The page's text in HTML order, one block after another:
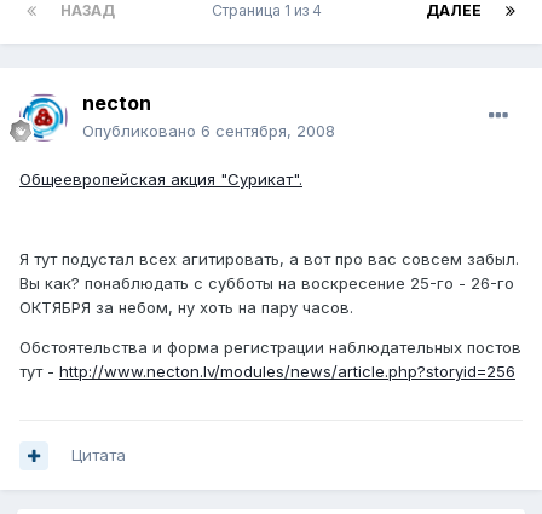
НАЗАД ДАЛЕЕ
Страница 1 из 4
necton
Опубликовано 6 сентября, 2008
Общеевропейская акция "Сурикат".
Я тут подустал всех агитировать, а вот про вас совсем забыл.
Вы как? понаблюдать с субботы на воскресение 25-го - 26-го
ОКТЯБРЯ за небом, ну хоть на пару часов.
Обстоятельства и форма регистрации наблюдательных постов
тут - http://www.necton.lv/modules/news/article.php?storyid=256
Цитата